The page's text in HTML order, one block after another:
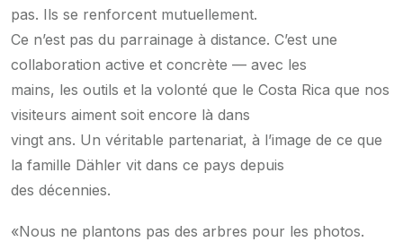
pas. Ils se renforcent mutuellement.
Ce n’est pas du parrainage à distance. C’est une
collaboration active et concrète — avec les
mains, les outils et la volonté que le Costa Rica que nos
visiteurs aiment soit encore là dans
vingt ans. Un véritable partenariat, à l’image de ce que
la famille Dähler vit dans ce pays depuis
des décennies.
«Nous ne plantons pas des arbres pour les photos.